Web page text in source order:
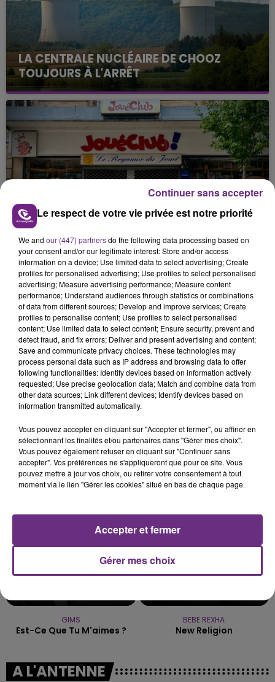
LA CENTRALE NUCLÉAIRE DE CHOOZ
TOUJOURS À L'ARRÊT
Cela fait déjà une semaine que la centrale
nucléaire ardennaise est à l'arrêt. Une situation
justifiée par la sécheresse intense qui est toujours
présente.
LE MAGASIN JOUÉCLUB DE REIMS FERME
SES PORTES
C'était l'une des institutions du centre-ville
rémois. Le magasin JouéClub est contraint de
fermer ses portes.
TITRES DIFFUSÉS
13h49
13h49
HOSHI
Ta Mariniere
13h46
13h46
ARIANA GRANDE
Hate That I Made You Love
Me
GIMS
Est-Ce Que Tu M'aimes ?
BEBE REXHA
New Religion
A L'ANTENNE
Le respect de votre vie privée est notre priorité
We and our (447) partnersdo the following data processing based on
your consent and/or our legitimate interest: Store and/or access
information on a device; Use limited data to select advertising; Create
profiles for personalised advertising; Use profiles to select personalised
advertising; Measure advertising performance; Measure content
performance; Understand audiences through statistics or combinations
of data from different sources; Develop and improve services; Create
profiles to personalise content; Use profiles to select personalised
content; Use limited data to select content; Ensure security, prevent and
detect fraud, and fix errors; Deliver and present advertising and content;
Save and communicate privacy choices. These technologies may
process personal data such as IP address and browsing data to offer
following functionalities: Identify devices based on information actively
requested; Use precise geolocation data; Match and combine data from
other data sources; Link different devices; Identify devices based on
information transmitted automatically.
Vous pouvez accepter en cliquant sur "Accepter et fermer", ou affiner en
sélectionnant les finalités et/ou partenaires dans "Gérer mes choix".
Vous pouvez également refuser en cliquant sur "Continuer sans
accepter". Vos préférences ne s'appliqueront que pour ce site. Vous
pouvez mettre à jour vos choix, ou retirer votre consentement à tout
moment via le lien "Gérer les cookies" situé en bas de chaque page.
Gérer mes choix
Accepter et fermer
Continuer sans accepter